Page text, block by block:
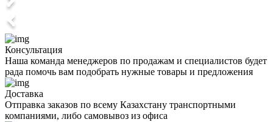
Консультация
Наша команда менеджеров по продажам и специалистов будет
рада помочь вам подобрать нужные товары и предложения
Доставка
Отправка заказов по всему Казахстану транспортными
компаниями, либо самовывоз из офиса